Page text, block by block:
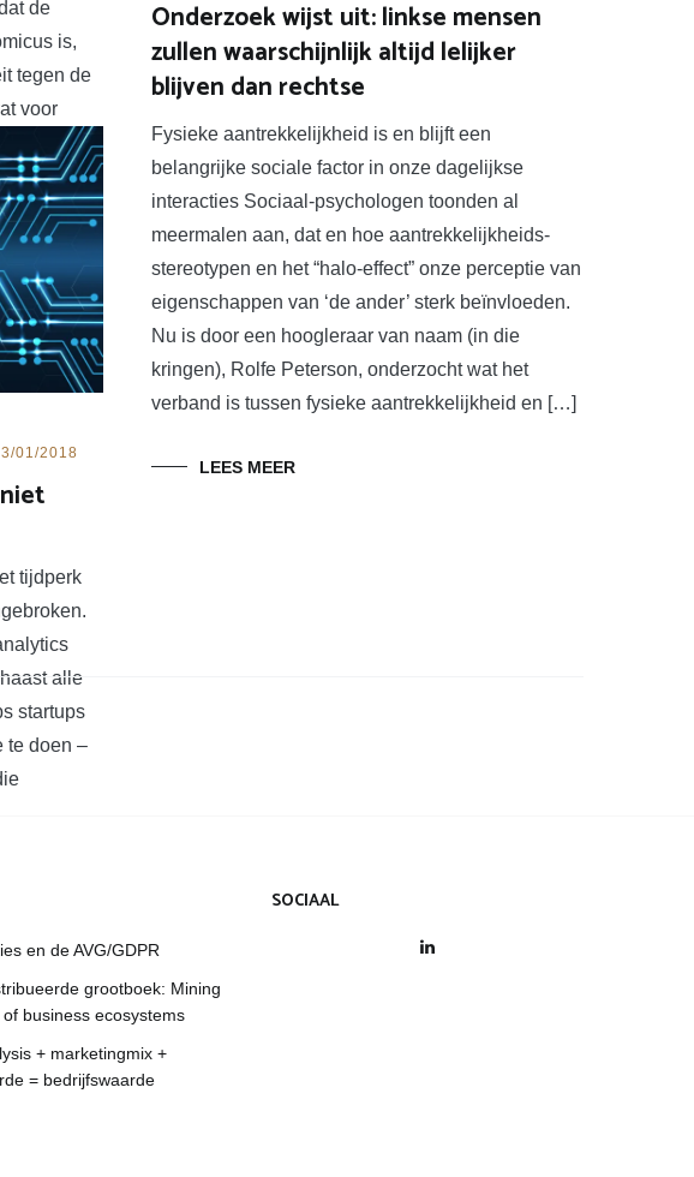
de
is,
tegen de
voor
Onderzoek wijst uit: linkse mensen
zullen waarschijnlijk altijd lelijker
blijven dan rechtse
Fysieke aantrekkelijkheid is en blijft een
belangrijke sociale factor in onze dagelijkse
interacties Sociaal-psychologen toonden al
meermalen aan, dat en hoe aantrekkelijkheids-
stereotypen en het “halo-effect” onze perceptie van
eigenschappen van ‘de ander’ sterk beïnvloeden.
Nu is door een hoogleraar van naam (in die
kringen), Rolfe Peterson, onderzocht wat het
verband is tussen fysieke aantrekkelijkheid en […]
LEES MEER
01/2018
tijdperk
alle
startups
te doen –
en de AVG/GDPR
grootboek: Mining
business ecosystems
+ marketingmix +
= bedrijfswaarde
SOCIAAL